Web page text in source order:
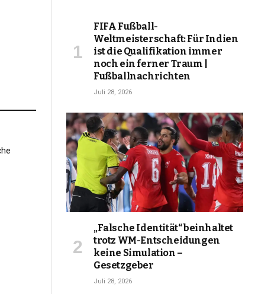
FIFA Fußball-
Weltmeisterschaft: Für Indien
ist die Qualifikation immer
noch ein ferner Traum |
Fußballnachrichten
Juli 28, 2026
„Falsche Identität“ beinhaltet
trotz WM-Entscheidungen
keine Simulation –
Gesetzgeber
Juli 28, 2026